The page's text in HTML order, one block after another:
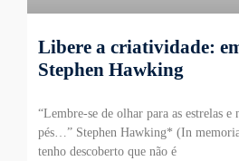
Libere a criatividade:
Stephen Hawking
“Lembre-se de olhar para as estrelas e
pés…” Stephen Hawking* (In
tenho descoberto que não é